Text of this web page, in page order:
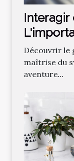
Interagir
Découvrir le
maîtrise du
aventure...